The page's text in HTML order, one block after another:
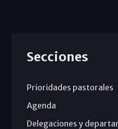
Secciones
Prioridades pastorales
Agenda
Delegaciones y